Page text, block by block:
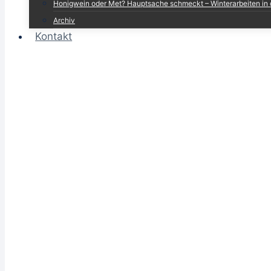
Honigwein oder Met? Hauptsache schmeckt – Winterarbeiten in
Archiv
Kontakt